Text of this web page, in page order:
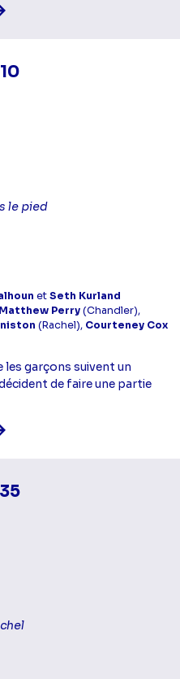
Voir la fiche diffusion
le pied
etSeth Kurland
Matthew Perry(Chandler),
(Rachel), Courteney Cox
les garçons suivent un
de faire une partie
Voir la fiche diffusion